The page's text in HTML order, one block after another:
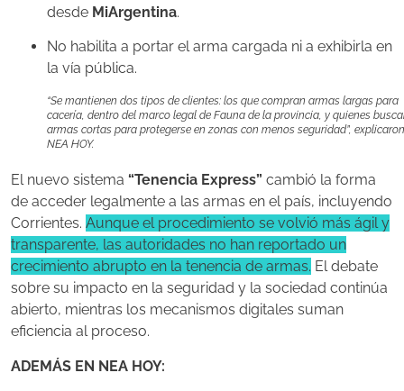
desde MiArgentina.
No habilita a portar el arma cargada ni a exhibirla en
la vía pública.
“Se mantienen dos tipos de clientes: los que compran armas largas para
cacería, dentro del marco legal de Fauna de la provincia, y quienes
armas cortas para protegerse en zonas con menos seguridad”,
NEA HOY.
El nuevo sistema “Tenencia Express” cambió la forma
de acceder legalmente a las armas en el país, incluyendo
Corrientes. Aunque el procedimiento se volvió más ágil y
transparente, las autoridades no han reportado un
crecimiento abrupto en la tenencia de armas. El debate
sobre su impacto en la seguridad y la sociedad continúa
abierto, mientras los mecanismos digitales suman
eficiencia al proceso.
ADEMÁS EN NEA HOY: